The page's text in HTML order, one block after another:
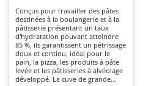
Butteurs pour tracteur
C
Chargeurs de batterie -
Charrues pour tracteur
Awelco
B
Baesso
Bahco
fonctionnement. Afin de préserver
des performances constantes, il
faut nettoyer soigneusement la
cuve, la spirale et la grille après
chaque utilisation.
Conçus pour travailler des pâtes
destinées à la boulangerie et à la
pâtisserie présentant un taux
d'hydratation pouvant atteindre
85 %, ils garantissent un pétrissage
doux et continu, idéal pour le
pain, la pizza, les produits à pâte
levée et les pâtisseries à alvéolage
développé. La cuve de grande